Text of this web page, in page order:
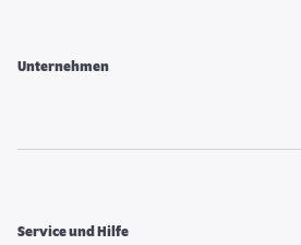
Unternehmen
Service und Hilfe